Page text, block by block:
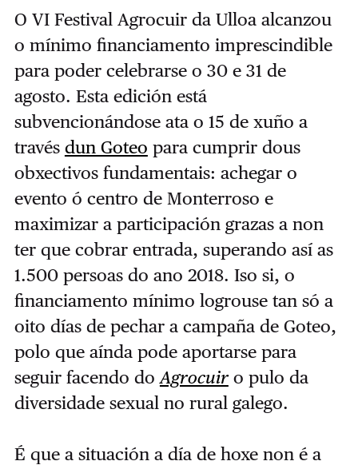
O VI Festival Agrocuir da Ulloa alcanzou
o mínimo financiamento imprescindible
para poder celebrarse o 30 e 31 de
agosto. Esta edición está
subvencionándose ata o 15 de xuño a
través dun Goteo para cumprir dous
obxectivos fundamentais: achegar o
evento ó centro de Monterroso e
maximizar a participación grazas a non
ter que cobrar entrada, superando así as
1.500 persoas do ano 2018. Iso si, o
financiamento mínimo logrouse tan só a
oito días de pechar a campaña de Goteo,
polo que aínda pode aportarse para
seguir facendo do Agrocuiro pulo da
diversidade sexual no rural galego.
É que a situación a día de hoxe non é a